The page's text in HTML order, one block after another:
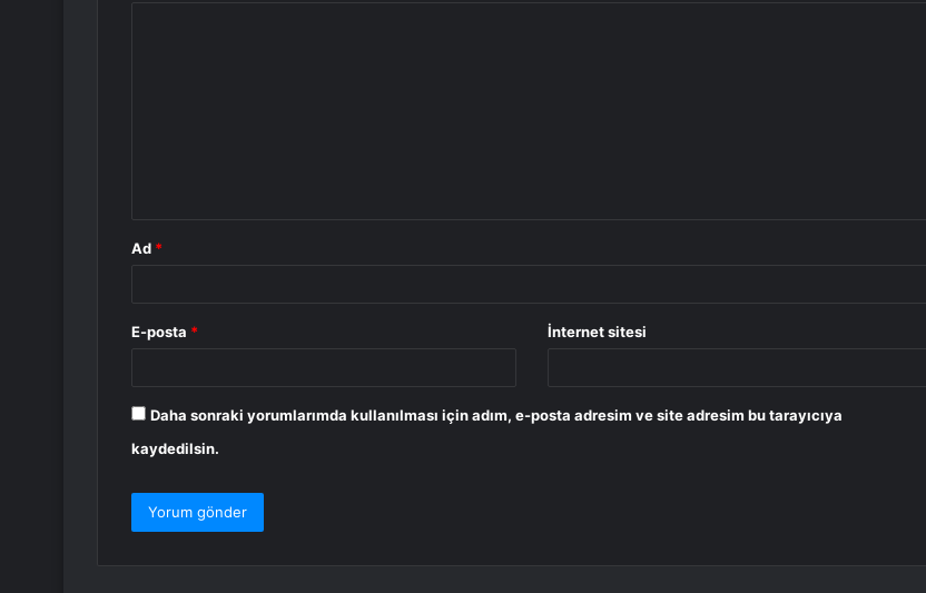
Ad *
E-posta * İnternet sitesi
Daha sonraki yorumlarımda kullanılması için adım, e-posta adresim ve site adresim bu tarayıcıya
kaydedilsin.